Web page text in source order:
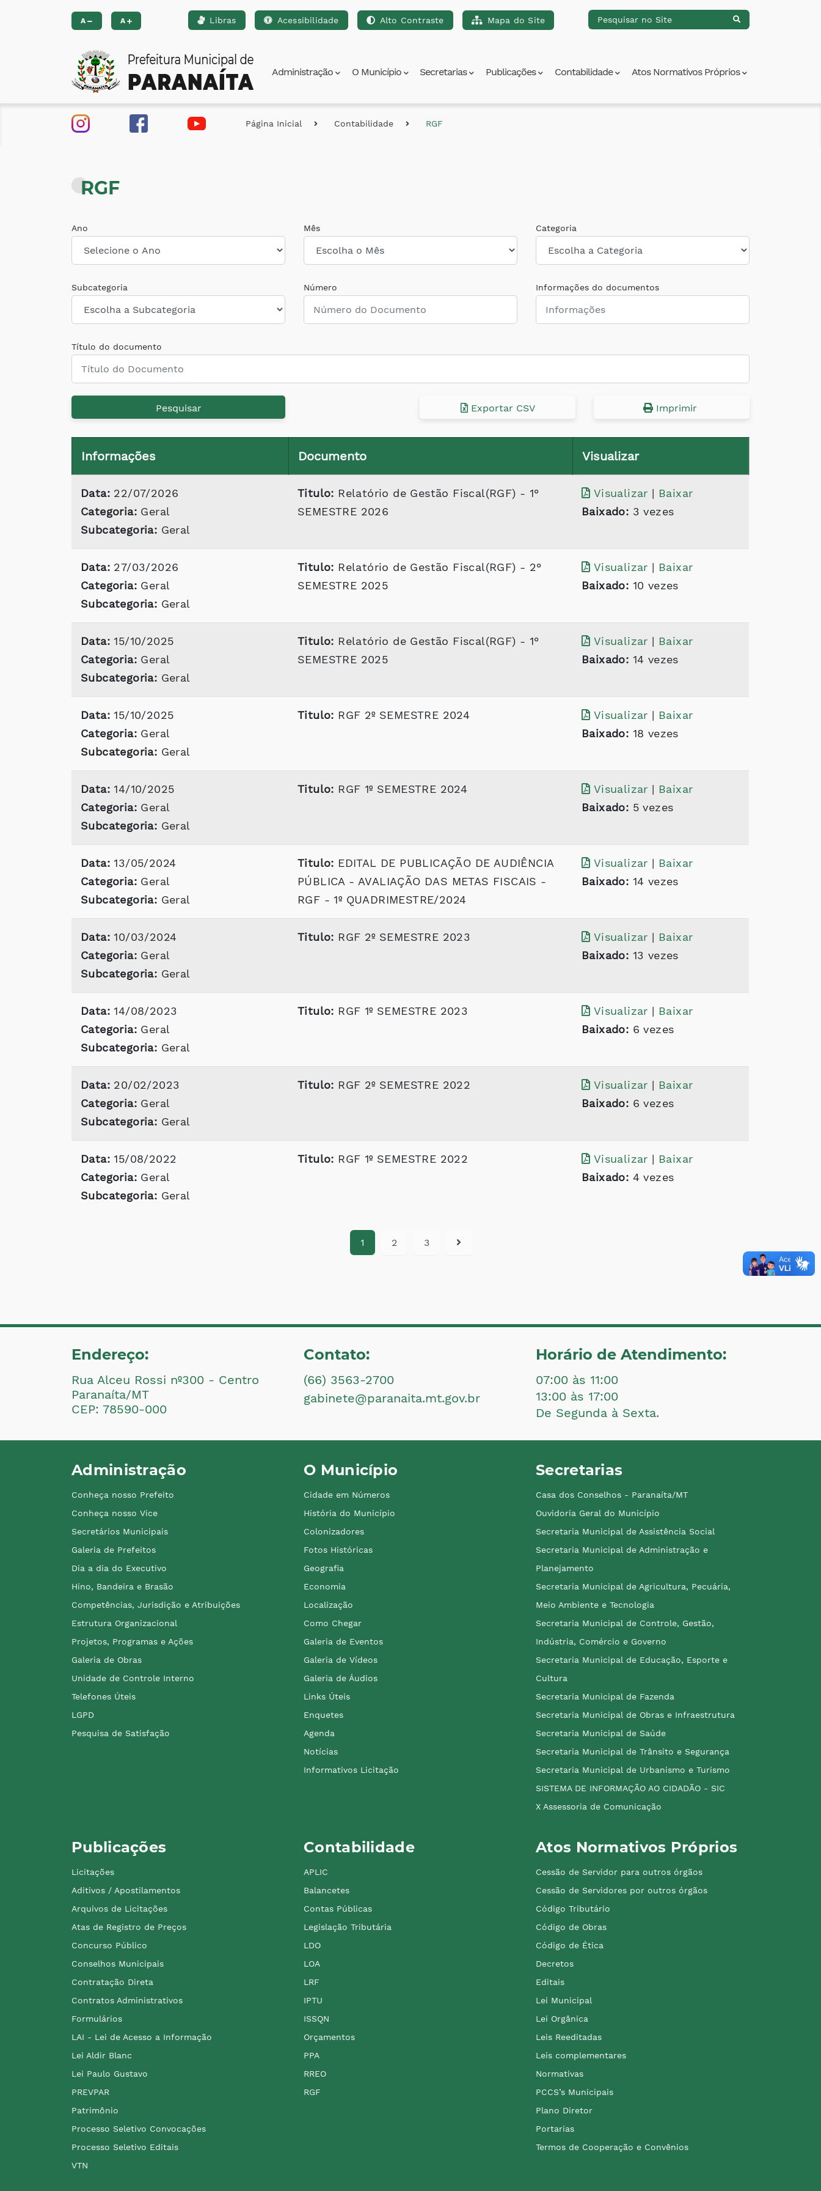
Ir para o conteúdo [alt+1] Ir para o menu [alt+2] Ir para a busca [alt+3] Ir para o rodapé [alt+4]
A A Libras Acessibilidade Alto Contraste Mapa do Site
Administração O Município Secretarias Publicações Contabilidade Atos Normativos Próprios
Página Inicial Contabilidade RGF
RGF
Ano Mês Categoria
Subcategoria Número Informações do documentos
Título do documento
Pesquisar Exportar CSV Imprimir
Informações Documento Visualizar
Data: 22/07/2026
Categoria: Geral
Subcategoria: Geral
Titulo: Relatório de Gestão Fiscal(RGF) - 1°
SEMESTRE 2026
Visualizar | Baixar
Baixado: 3 vezes
Data: 27/03/2026
Categoria: Geral
Subcategoria: Geral
Titulo: Relatório de Gestão Fiscal(RGF) - 2°
SEMESTRE 2025
Visualizar | Baixar
Baixado: 10 vezes
Data: 15/10/2025
Categoria: Geral
Subcategoria: Geral
Titulo: Relatório de Gestão Fiscal(RGF) - 1°
SEMESTRE 2025
Visualizar | Baixar
Baixado: 14 vezes
Data: 15/10/2025
Categoria: Geral
Subcategoria: Geral
Titulo: RGF 2º SEMESTRE 2024 Visualizar | Baixar
Baixado: 18 vezes
Data: 14/10/2025
Categoria: Geral
Subcategoria: Geral
Titulo: RGF 1º SEMESTRE 2024 Visualizar | Baixar
Baixado: 5 vezes
Data: 13/05/2024
Categoria: Geral
Subcategoria: Geral
Titulo: EDITAL DE PUBLICAÇÃO DE AUDIÊNCIA
PÚBLICA - AVALIAÇÃO DAS METAS FISCAIS -
RGF - 1º QUADRIMESTRE/2024
Visualizar | Baixar
Baixado: 14 vezes
Data: 10/03/2024
Categoria: Geral
Subcategoria: Geral
Titulo: RGF 2º SEMESTRE 2023 Visualizar | Baixar
Baixado: 13 vezes
Data: 14/08/2023
Categoria: Geral
Subcategoria: Geral
Titulo: RGF 1º SEMESTRE 2023 Visualizar | Baixar
Baixado: 6 vezes
Data: 20/02/2023
Categoria: Geral
Subcategoria: Geral
Titulo: RGF 2º SEMESTRE 2022 Visualizar | Baixar
Baixado: 6 vezes
Data: 15/08/2022
Categoria: Geral
Subcategoria: Geral
Titulo: RGF 1º SEMESTRE 2022 Visualizar | Baixar
Baixado: 4 vezes
1 2 3
Endereço:
Rua Alceu Rossi nº300 - Centro
Paranaíta/MT
CEP: 78590-000
Contato:
(66) 3563-2700
gabinete@paranaita.mt.gov.br
Horário de Atendimento:
07:00 às 11:00
13:00 às 17:00
De Segunda à Sexta.
Administração
Conheça nosso Prefeito
Conheça nosso Vice
Secretários Municipais
Galeria de Prefeitos
Dia a dia do Executivo
Hino, Bandeira e Brasão
Competências, Jurisdição e Atribuições
Estrutura Organizacional
Projetos, Programas e Ações
Galeria de Obras
Unidade de Controle Interno
Telefones Úteis
LGPD
Pesquisa de Satisfação
O Município
Cidade em Números
História do Município
Colonizadores
Fotos Históricas
Geografia
Economia
Localização
Como Chegar
Galeria de Eventos
Galeria de Vídeos
Galeria de Áudios
Links Úteis
Enquetes
Agenda
Notícias
Informativos Licitação
Secretarias
Casa dos Conselhos - Paranaíta/MT
Ouvidoria Geral do Município
Secretaria Municipal de Assistência Social
Secretaria Municipal de Administração e
Planejamento
Secretaria Municipal de Agricultura, Pecuária,
Meio Ambiente e Tecnologia
Secretaria Municipal de Controle, Gestão,
Indústria, Comércio e Governo
Secretaria Municipal de Educação, Esporte e
Cultura
Secretaria Municipal de Fazenda
Secretaria Municipal de Obras e Infraestrutura
Secretaria Municipal de Saúde
Secretaria Municipal de Trânsito e Segurança
Secretaria Municipal de Urbanismo e Turismo
SISTEMA DE INFORMAÇÃO AO CIDADÃO - SIC
X Assessoria de Comunicação
Publicações
Licitações
Aditivos / Apostilamentos
Arquivos de Licitações
Atas de Registro de Preços
Concurso Público
Conselhos Municipais
Contratação Direta
Contratos Administrativos
Formulários
LAI - Lei de Acesso a Informação
Lei Aldir Blanc
Lei Paulo Gustavo
PREVPAR
Patrimônio
Processo Seletivo Convocações
Processo Seletivo Editais
VTN
Contabilidade
APLIC
Balancetes
Contas Públicas
Legislação Tributária
LDO
LOA
LRF
IPTU
ISSQN
Orçamentos
PPA
RREO
RGF
Atos Normativos Próprios
Cessão de Servidor para outros órgãos
Cessão de Servidores por outros órgãos
Código Tributário
Código de Obras
Código de Ética
Decretos
Editais
Lei Municipal
Lei Orgânica
Leis Reeditadas
Leis complementares
Normativas
PCCS’s Municipais
Plano Diretor
Portarias
Termos de Cooperação e Convênios